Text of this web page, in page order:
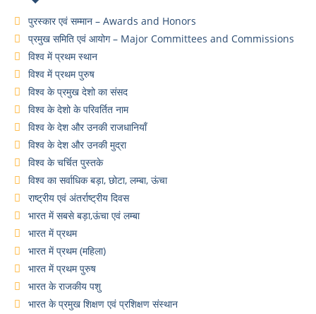
पुरस्कार एवं सम्मान – Awards and Honors
प्रमुख समिति एवं आयोग – Major Committees and Commissions
विश्व में प्रथम स्थान
विश्व में प्रथम पुरुष
विश्व के प्रमुख देशो का संसद
विश्व के देशो के परिवर्तित नाम
विश्व के देश और उनकी राजधानियाँ
विश्व के देश और उनकी मुद्रा
विश्व के चर्चित पुस्तके
विश्व का सर्वाधिक बड़ा, छोटा, लम्बा, ऊंचा
राष्ट्रीय एवं अंतर्राष्ट्रीय दिवस
भारत में सबसे बड़ा,ऊंचा एवं लम्बा
भारत में प्रथम
भारत में प्रथम (महिला)
भारत में प्रथम पुरुष
भारत के राजकीय पशु
भारत के प्रमुख शिक्षण एवं प्रशिक्षण संस्थान